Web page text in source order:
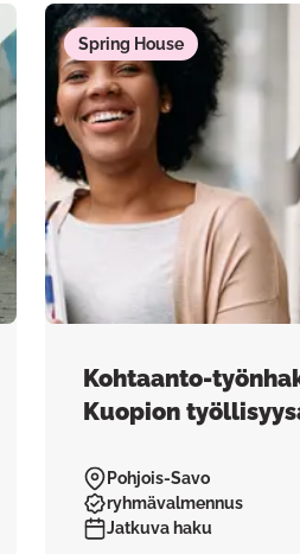
Spring House
Kohtaanto-
Kuopion
Pohjois-Savo
ryhmävalmennus
Jatkuva haku